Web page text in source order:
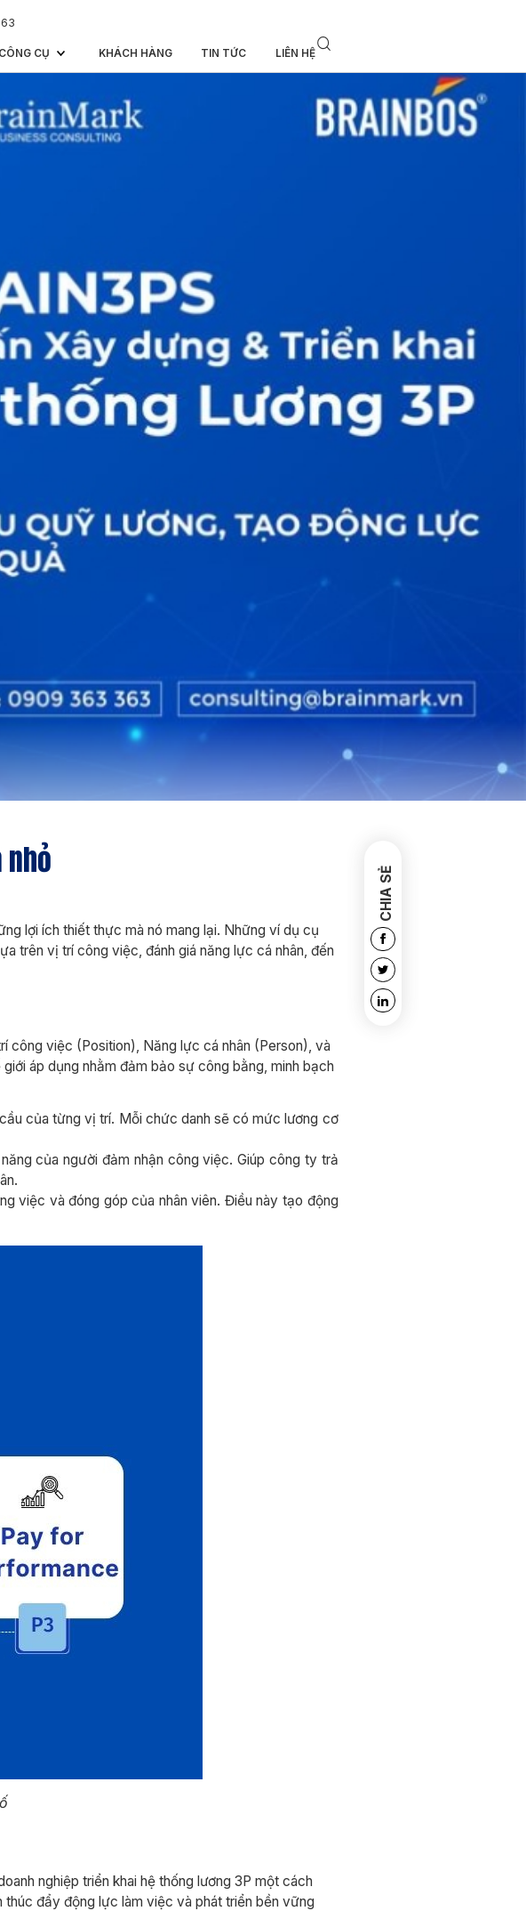
CÔNG CỤ KHÁCH HÀNG TIN TỨC LIÊN HỆ
nhỏ
lợi ích thiết thực mà nó mang lại. Những ví dụ cụ
trên vị trí công việc, đánh giá năng lực cá nhân, đến
công việc (Position), Năng lực cá nhân (Person), và
áp dụng nhằm đảm bảo sự công bằng, minh bạch
của từng vị trí. Mỗi chức danh sẽ có mức lương cơ
của người đảm nhận công việc. Giúp công ty trả
việc và đóng góp của nhân viên. Điều này tạo động
nghiệp triển khai hệ thống lương 3P một cách
đẩy động lực làm việc và phát triển bền vững
CHIA SẺ